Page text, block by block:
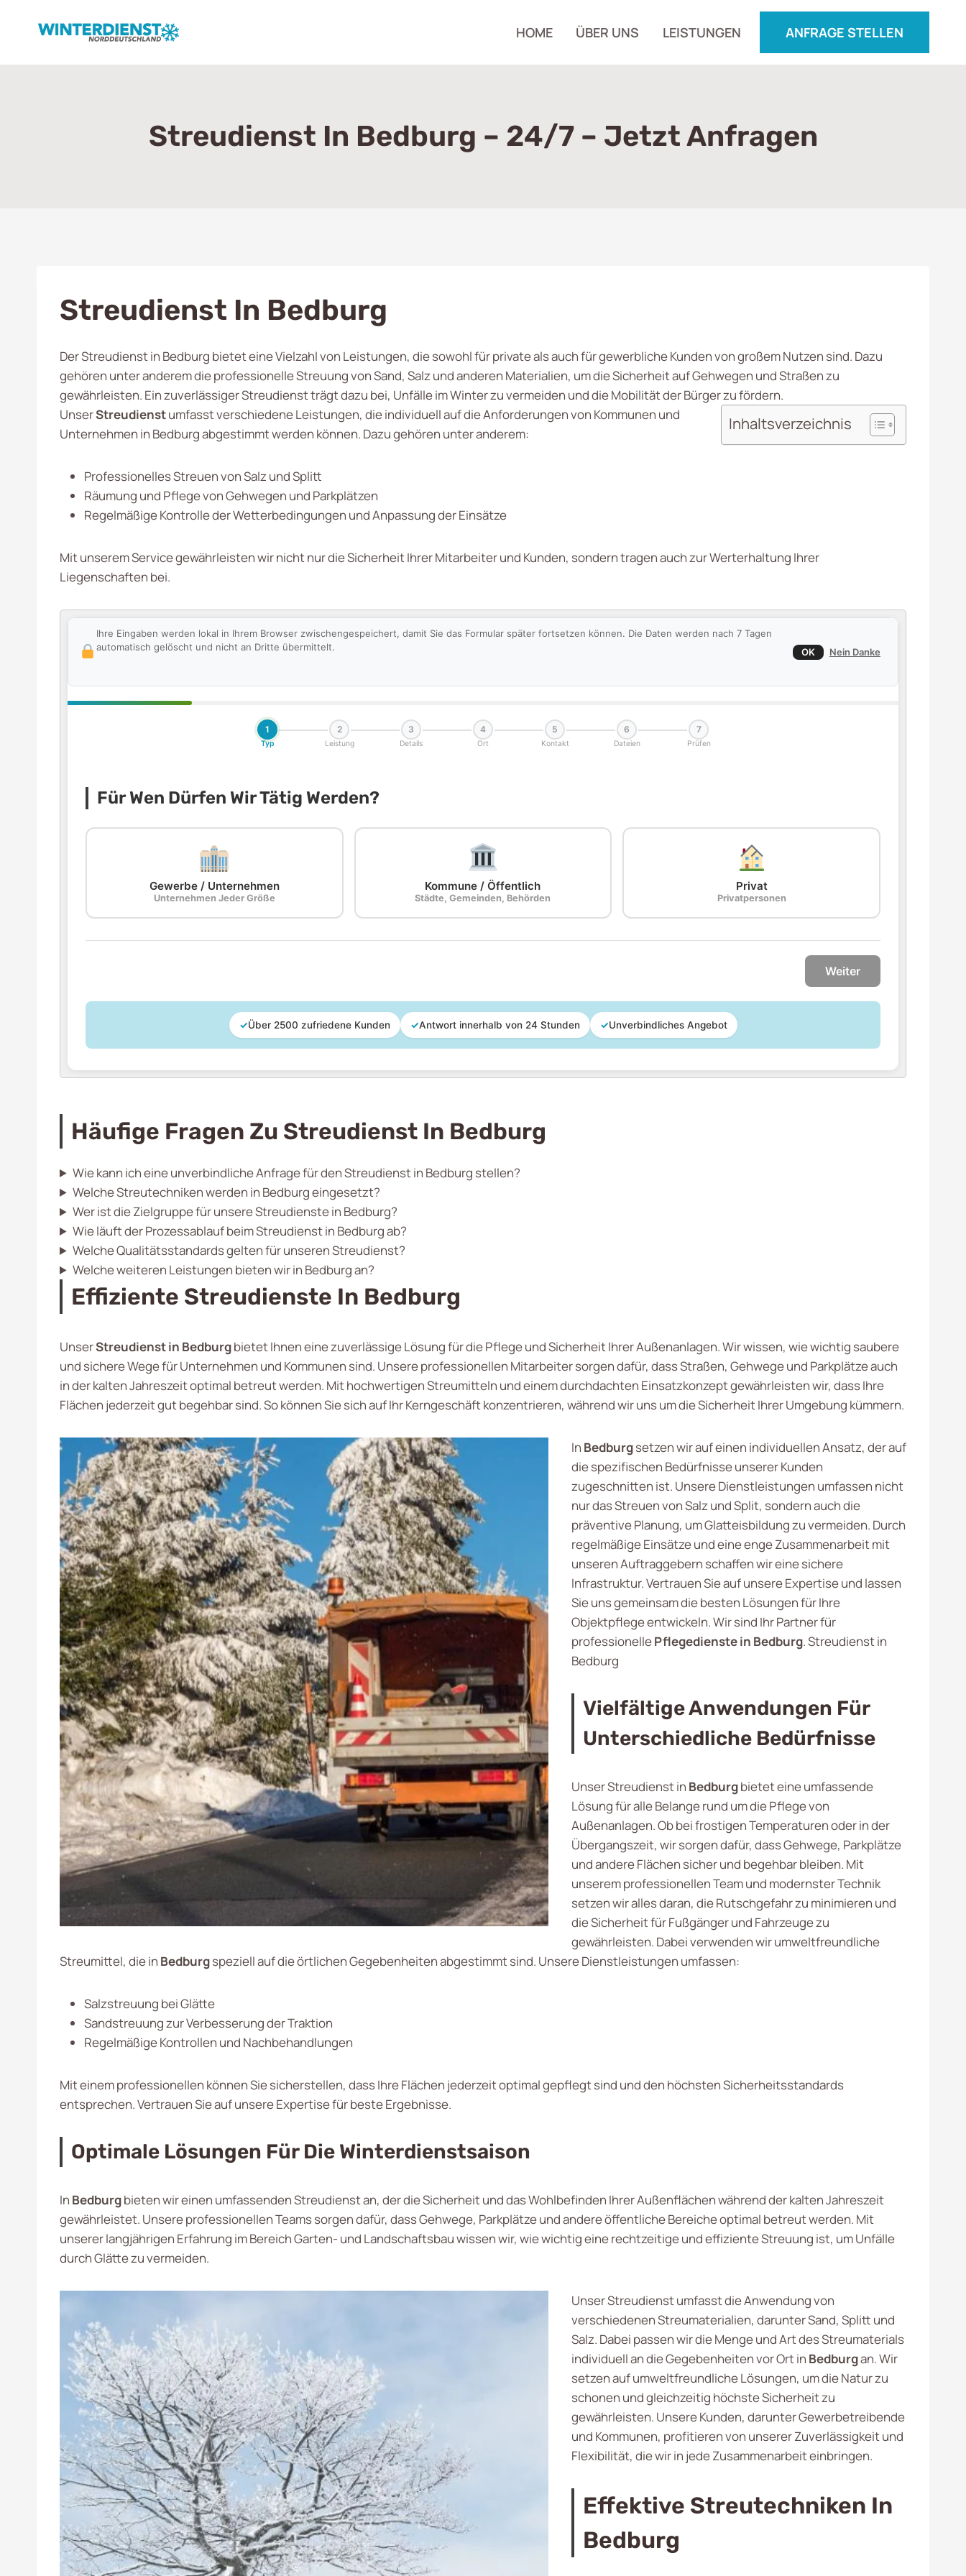
HOME ÜBER UNS LEISTUNGEN ANFRAGE STELLEN
Streudienst In Bedburg – 24/7 – Jetzt Anfragen
Streudienst In Bedburg
Der Streudienst in Bedburg bietet eine Vielzahl von Leistungen, die sowohl für private als auch für gewerbliche Kunden von großem Nutzen sind. Dazu
gehören unter anderem die professionelle Streuung von Sand, Salz und anderen Materialien, um die Sicherheit auf Gehwegen und Straßen zu
gewährleisten. Ein zuverlässiger Streudienst trägt dazu bei, Unfälle im Winter zu vermeiden und die Mobilität der Bürger zu fördern.
Inhaltsverzeichnis
UnserStreudienstumfasst verschiedene Leistungen, die individuell auf die Anforderungen von Kommunen und
Unternehmen in Bedburg abgestimmt werden können. Dazu gehören unter anderem:
Professionelles Streuen von Salz und Splitt
Räumung und Pflege von Gehwegen und Parkplätzen
Regelmäßige Kontrolle der Wetterbedingungen und Anpassung der Einsätze
Mit unserem Service gewährleisten wir nicht nur die Sicherheit Ihrer Mitarbeiter und Kunden, sondern tragen auch zur Werterhaltung Ihrer
Liegenschaften bei.
Ihre Eingaben werden lokal in Ihrem Browser zwischengespeichert, damit Sie das Formular später fortsetzen können. Die Daten werden nach 7 Tagen
automatisch gelöscht und nicht an Dritte übermittelt.
OK Nein Danke
1
Typ
2
Leistung
3
Details
4
Ort
5
Kontakt
6
Dateien
7
Prüfen
Für Wen Dürfen Wir Tätig Werden?
Gewerbe / Unternehmen
Unternehmen Jeder Größe
Kommune / Öffentlich
Städte, Gemeinden, Behörden
Privat
Privatpersonen
Weiter
✓Über 2500 zufriedene Kunden ✓Antwort innerhalb von 24 Stunden ✓Unverbindliches Angebot
Häufige Fragen Zu Streudienst In Bedburg
Wie kann ich eine unverbindliche Anfrage für den Streudienst in Bedburg stellen?
Welche Streutechniken werden in Bedburg eingesetzt?
Wer ist die Zielgruppe für unsere Streudienste in Bedburg?
Wie läuft der Prozessablauf beim Streudienst in Bedburg ab?
Welche Qualitätsstandards gelten für unseren Streudienst?
Welche weiteren Leistungen bieten wir in Bedburg an?
Effiziente Streudienste In Bedburg
UnserStreudienst in Bedburgbietet Ihnen eine zuverlässige Lösung für die Pflege und Sicherheit Ihrer Außenanlagen. Wir wissen, wie wichtig saubere
und sichere Wege für Unternehmen und Kommunen sind. Unsere professionellen Mitarbeiter sorgen dafür, dass Straßen, Gehwege und Parkplätze auch
in der kalten Jahreszeit optimal betreut werden. Mit hochwertigen Streumitteln und einem durchdachten Einsatzkonzept gewährleisten wir, dass Ihre
Flächen jederzeit gut begehbar sind. So können Sie sich auf Ihr Kerngeschäft konzentrieren, während wir uns um die Sicherheit Ihrer Umgebung kümmern.
In Bedburgsetzen wir auf einen individuellen Ansatz, der auf
die spezifischen Bedürfnisse unserer Kunden
zugeschnitten ist. Unsere Dienstleistungen umfassen nicht
nur das Streuen von Salz und Split, sondern auch die
präventive Planung, um Glatteisbildung zu vermeiden. Durch
regelmäßige Einsätze und eine enge Zusammenarbeit mit
unseren Auftraggebern schaffen wir eine sichere
Infrastruktur. Vertrauen Sie auf unsere Expertise und lassen
Sie uns gemeinsam die besten Lösungen für Ihre
Objektpflege entwickeln. Wir sind Ihr Partner für
professionellePflegedienste in Bedburg. Streudienst in
Bedburg
Vielfältige Anwendungen Für
Unterschiedliche Bedürfnisse
Unser Streudienst in Bedburgbietet eine umfassende
Lösung für alle Belange rund um die Pflege von
Außenanlagen. Ob bei frostigen Temperaturen oder in der
Übergangszeit, wir sorgen dafür, dass Gehwege, Parkplätze
und andere Flächen sicher und begehbar bleiben. Mit
unserem professionellen Team und modernster Technik
setzen wir alles daran, die Rutschgefahr zu minimieren und
die Sicherheit für Fußgänger und Fahrzeuge zu
gewährleisten. Dabei verwenden wir umweltfreundliche
Streumittel, die in Bedburgspeziell auf die örtlichen Gegebenheiten abgestimmt sind. Unsere Dienstleistungen umfassen:
Salzstreuung bei Glätte
Sandstreuung zur Verbesserung der Traktion
Regelmäßige Kontrollen und Nachbehandlungen
Mit einem professionellen können Sie sicherstellen, dass Ihre Flächen jederzeit optimal gepflegt sind und den höchsten Sicherheitsstandards
entsprechen. Vertrauen Sie auf unsere Expertise für beste Ergebnisse.
Optimale Lösungen Für Die Winterdienstsaison
In Bedburgbieten wir einen umfassenden Streudienst an, der die Sicherheit und das Wohlbefinden Ihrer Außenflächen während der kalten Jahreszeit
gewährleistet. Unsere professionellen Teams sorgen dafür, dass Gehwege, Parkplätze und andere öffentliche Bereiche optimal betreut werden. Mit
unserer langjährigen Erfahrung im Bereich Garten- und Landschaftsbau wissen wir, wie wichtig eine rechtzeitige und effiziente Streuung ist, um Unfälle
durch Glätte zu vermeiden.
Unser Streudienst umfasst die Anwendung von
verschiedenen Streumaterialien, darunter Sand, Splitt und
Salz. Dabei passen wir die Menge und Art des Streumaterials
individuell an die Gegebenheiten vor Ort in Bedburgan. Wir
setzen auf umweltfreundliche Lösungen, um die Natur zu
schonen und gleichzeitig höchste Sicherheit zu
gewährleisten. Unsere Kunden, darunter Gewerbetreibende
und Kommunen, profitieren von unserer Zuverlässigkeit und
Flexibilität, die wir in jede Zusammenarbeit einbringen.
Effektive Streutechniken In
Bedburg